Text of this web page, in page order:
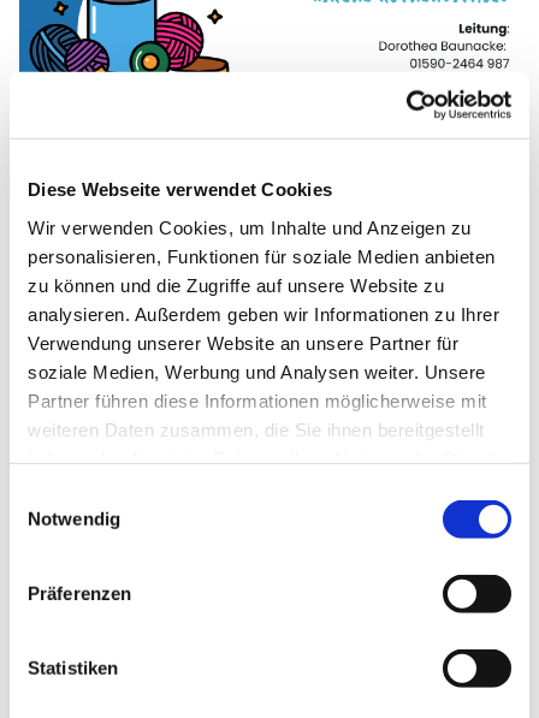
Diese Webseite verwendet Cookies
Wir verwenden Cookies, um Inhalte und Anzeigen zu
personalisieren, Funktionen für soziale Medien anbieten
zu können und die Zugriffe auf unsere Website zu
analysieren. Außerdem geben wir Informationen zu Ihrer
Verwendung unserer Website an unsere Partner für
soziale Medien, Werbung und Analysen weiter. Unsere
Partner führen diese Informationen möglicherweise mit
weiteren Daten zusammen, die Sie ihnen bereitgestellt
Notwendig
Präferenzen
Statistiken